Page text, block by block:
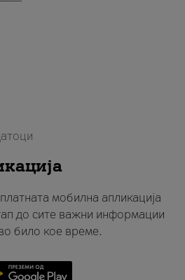
мобилна апликација
до сите важни информации
било кое време.